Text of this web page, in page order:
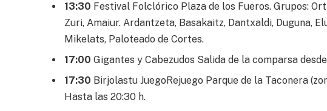
13:30 Festival Folclórico Plaza de los Fueros. Grupos:
Zuri, Amaiur. Ardantzeta, Basakaitz, Dantxaldi, Duguna,
Mikelats, Paloteado de Cortes.
17:00 Gigantes y Cabezudos Salida de la comparsa
17:30 Birjolastu JuegoRejuego Parque de la Taconera
Hasta las 20:30 h.